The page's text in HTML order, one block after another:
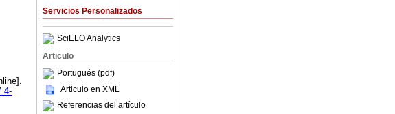
Servicios Personalizados
SciELO Analytics
Articulo
Portugués (pdf)
Articulo en XML
Referencias del artículo